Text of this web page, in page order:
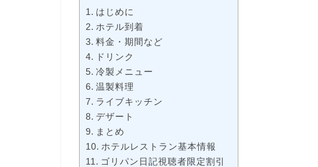
はじめに
ホテル到着
料金・期間など
ドリンク
冷製メニュー
温製料理
ライブキッチン
デザート
まとめ
ホテルレストラン基本情報
ゴリパン日記視聴者限定割引